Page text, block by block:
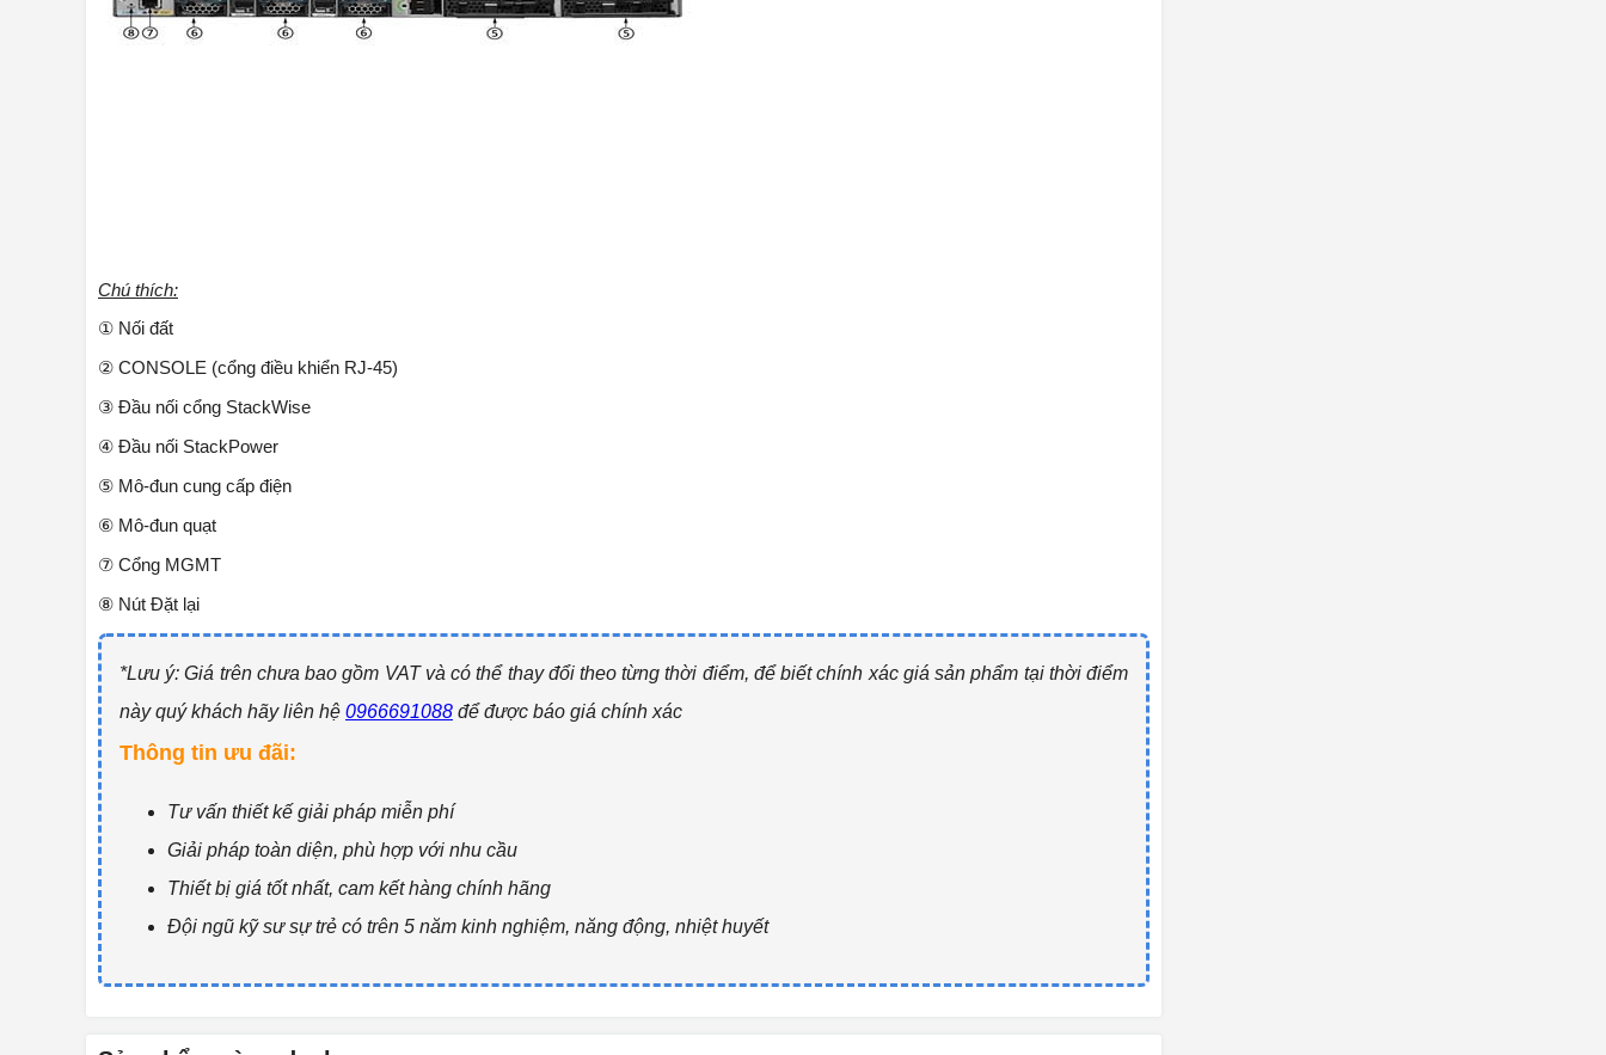
Chú thích:
① Nối đất
② CONSOLE (cổng điều khiển RJ-45)
③ Đầu nối cổng StackWise
④ Đầu nối StackPower
⑤ Mô-đun cung cấp điện
⑥ Mô-đun quạt
⑦ Cổng MGMT
⑧ Nút Đặt lại
*Lưu ý: Giá trên chưa bao gồm VAT và có thể thay đổi theo từng thời điểm, để biết chính xác giá sản phẩm tại thời điểm
này quý khách hãy liên hệ 0966691088 để được báo giá chính xác
Thông tin ưu đãi:
Tư vấn thiết kế giải pháp miễn phí
Giải pháp toàn diện, phù hợp với nhu cầu
Thiết bị giá tốt nhất, cam kết hàng chính hãng
Đội ngũ kỹ sư sự trẻ có trên 5 năm kinh nghiệm, năng động, nhiệt huyết